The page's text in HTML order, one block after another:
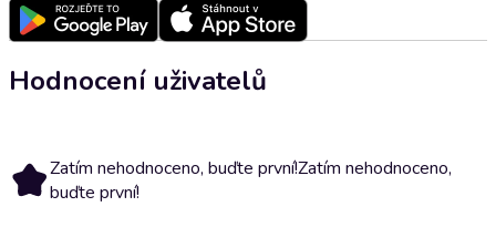
Hodnocení uživatelů
Zatím nehodnoceno, buďte první!Zatím nehodnoceno,
buďte první!